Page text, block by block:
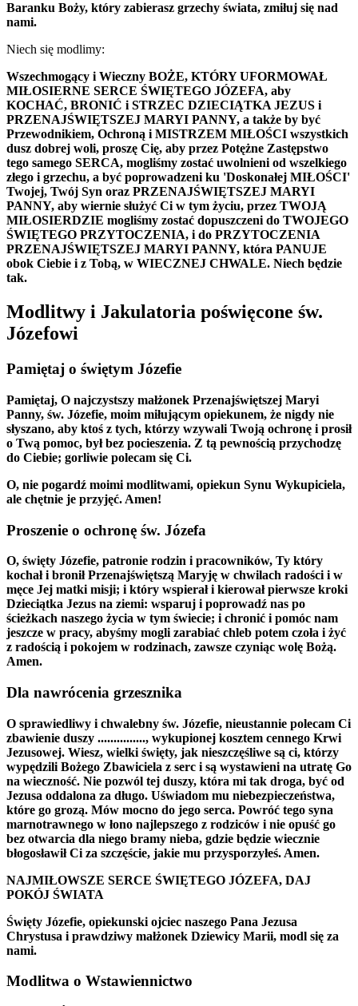
Baranku Boży, który zabierasz grzechy świata, zmiłuj się nad
nami.
Niech się modlimy:
Wszechmogący i Wieczny BOŻE, KTÓRY UFORMOWAŁ
MIŁOSIERNE SERCE ŚWIĘTEGO JÓZEFA, aby
KOCHAĆ, BRONIĆ i STRZEC DZIECIĄTKA JEZUS i
PRZENAJŚWIĘTSZEJ MARYI PANNY, a także by być
Przewodnikiem, Ochroną i MISTRZEM MIŁOŚCI wszystkich
dusz dobrej woli, proszę Cię, aby przez Potężne Zastępstwo
tego samego SERCA, mogliśmy zostać uwolnieni od wszelkiego
złego i grzechu, a być poprowadzeni ku 'Doskonałej MIŁOŚCI'
Twojej, Twój Syn oraz PRZENAJŚWIĘTSZEJ MARYI
PANNY, aby wiernie służyć Ci w tym życiu, przez TWOJĄ
MIŁOSIERDZIE mogliśmy zostać dopuszczeni do TWOJEGO
ŚWIĘTEGO PRZYTOCZENIA, i do PRZYTOCZENIA
PRZENAJŚWIĘTSZEJ MARYI PANNY, która PANUJE
obok Ciebie i z Tobą, w WIECZNEJ CHWALE. Niech będzie
tak.
Modlitwy i Jakulatoria poświęcone św.
Józefowi
Pamiętaj o świętym Józefie
Pamiętaj, O najczystszy małżonek Przenajświętszej Maryi
Panny, św. Józefie, moim miłującym opiekunem, że nigdy nie
słyszano, aby ktoś z tych, którzy wzywali Twoją ochronę i prosił
o Twą pomoc, był bez pocieszenia. Z tą pewnością przychodzę
do Ciebie; gorliwie polecam się Ci.
O, nie pogardź moimi modlitwami, opiekun Synu Wykupiciela,
ale chętnie je przyjęć. Amen!
Proszenie o ochronę św. Józefa
O, święty Józefie, patronie rodzin i pracowników, Ty który
kochał i bronił Przenajświętszą Maryję w chwilach radości i w
męce Jej matki misji; i który wspierał i kierował pierwsze kroki
Dzieciątka Jezus na ziemi: wsparuj i poprowadź nas po
ścieżkach naszego życia w tym świecie; i chronić i pomóc nam
jeszcze w pracy, abyśmy mogli zarabiać chleb potem czoła i żyć
z radością i pokojem w rodzinach, zawsze czyniąc wolę Bożą.
Amen.
Dla nawrócenia grzesznika
O sprawiedliwy i chwalebny św. Józefie, nieustannie polecam Ci
zbawienie duszy ..............., wykupionej kosztem cennego Krwi
Jezusowej. Wiesz, wielki święty, jak nieszczęśliwe są ci, którzy
wypędzili Bożego Zbawiciela z serc i są wystawieni na utratę Go
na wieczność. Nie pozwól tej duszy, która mi tak droga, być od
Jezusa oddalona za długo. Uświadom mu niebezpieczeństwa,
które go grozą. Mów mocno do jego serca. Powróć tego syna
marnotrawnego w łono najlepszego z rodziców i nie opuść go
bez otwarcia dla niego bramy nieba, gdzie będzie wiecznie
błogosławił Ci za szczęście, jakie mu przysporzyłeś. Amen.
NAJMIŁOWSZE SERCE ŚWIĘTEGO JÓZEFA, DAJ
POKÓJ ŚWIATA
Święty Józefie, opiekunski ojciec naszego Pana Jezusa
Chrystusa i prawdziwy małżonek Dziewicy Marii, modl się za
nami.
Modlitwa o Wstawiennictwo